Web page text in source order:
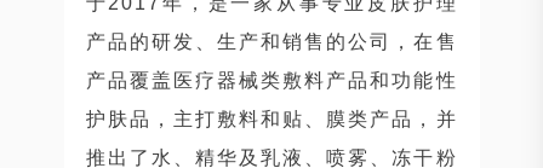
产品的研发、生产和销售的公司，在售
产品覆盖医疗器械类敷料产品和功能性
护肤品，主打敷料和贴、膜类产品，并
推出了水、精华及乳液、喷雾、冻干粉